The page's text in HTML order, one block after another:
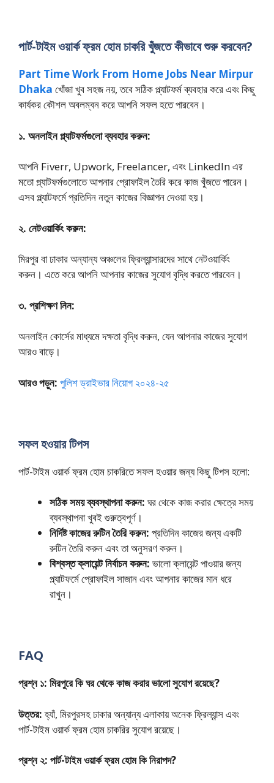
পার্ট-টাইম ওয়ার্ক ফ্রম হোম চাকরি খুঁজতে কীভাবে শুরু করবেন?
Part Time Work From Home Jobs Near Mirpur
Dhaka খোঁজা খুব সহজ নয়, তবে সঠিক প্ল্যাটফর্ম ব্যবহার করে এবং কিছু
কার্যকর কৌশল অবলম্বন করে আপনি সফল হতে পারবেন।
১. অনলাইন প্ল্যাটফর্মগুলো ব্যবহার করুন:
আপনি Fiverr, Upwork, Freelancer, এবং LinkedIn এর
মতো প্ল্যাটফর্মগুলোতে আপনার প্রোফাইল তৈরি করে কাজ খুঁজতে পারেন।
এসব প্ল্যাটফর্মে প্রতিদিন নতুন কাজের বিজ্ঞাপন দেওয়া হয়।
২. নেটওয়ার্কিং করুন:
মিরপুর বা ঢাকার অন্যান্য অঞ্চলের ফ্রিল্যান্সারদের সাথে নেটওয়ার্কিং
করুন। এতে করে আপনি আপনার কাজের সুযোগ বৃদ্ধি করতে পারবেন।
৩. প্রশিক্ষণ নিন:
অনলাইন কোর্সের মাধ্যমে দক্ষতা বৃদ্ধি করুন, যেন আপনার কাজের সুযোগ
আরও বাড়ে।
আরও পড়ুন: পুলিশ ড্রাইভার নিয়োগ ২০২৪-২৫
সফল হওয়ার টিপস
পার্ট-টাইম ওয়ার্ক ফ্রম হোম চাকরিতে সফল হওয়ার জন্য কিছু টিপস হলো:
সঠিক সময় ব্যবস্থাপনা করুন: ঘর থেকে কাজ করার ক্ষেত্রে সময়
ব্যবস্থাপনা খুবই গুরুত্বপূর্ণ।
নির্দিষ্ট কাজের রুটিন তৈরি করুন: প্রতিদিন কাজের জন্য একটি
রুটিন তৈরি করুন এবং তা অনুসরণ করুন।
বিশ্বস্ত ক্লায়েন্ট নির্বাচন করুন: ভালো ক্লায়েন্ট পাওয়ার জন্য
প্ল্যাটফর্মে প্রোফাইল সাজান এবং আপনার কাজের মান ধরে
রাখুন।
FAQ
প্রশ্ন ১: মিরপুরে কি ঘর থেকে কাজ করার ভালো সুযোগ রয়েছে?
উত্তর:হ্যাঁ, মিরপুরসহ ঢাকার অন্যান্য এলাকায় অনেক ফ্রিল্যান্স এবং
পার্ট-টাইম ওয়ার্ক ফ্রম হোম চাকরির সুযোগ রয়েছে।
প্রশ্ন ২: পার্ট-টাইম ওয়ার্ক ফ্রম হোম কি নিরাপদ?